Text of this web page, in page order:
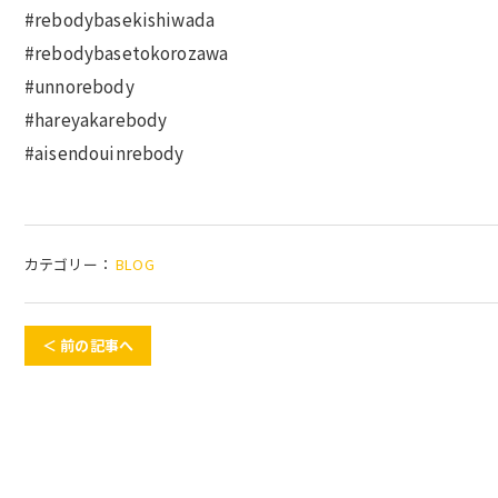
#rebodybasekishiwada
#rebodybasetokorozawa
#unnorebody
#hareyakarebody
#aisendouinrebody
カテゴリー： BLOG
＜ 前の記事へ